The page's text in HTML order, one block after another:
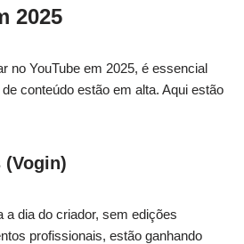
2025
no YouTube em 2025, é essencial
conteúdo estão em alta. Aqui estão
(Vogin)
a dia do criador, sem edições
profissionais, estão ganhando